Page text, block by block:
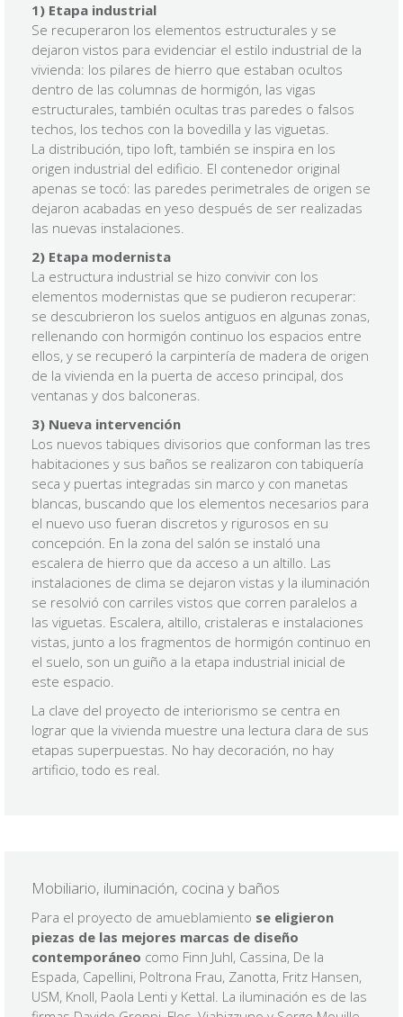
1) Etapa industrial
Se recuperaron los elementos estructurales y se
dejaron vistos para evidenciar el estilo industrial de la
vivienda: los pilares de hierro que estaban ocultos
dentro de las columnas de hormigón, las vigas
estructurales, también ocultas tras paredes o falsos
techos, los techos con la bovedilla y las viguetas.
La distribución, tipo loft, también se inspira en los
origen industrial del edificio. El contenedor original
apenas se tocó: las paredes perimetrales de origen se
dejaron acabadas en yeso después de ser realizadas
las nuevas instalaciones.
2) Etapa modernista
La estructura industrial se hizo convivir con los
elementos modernistas que se pudieron recuperar:
se descubrieron los suelos antiguos en algunas zonas,
rellenando con hormigón continuo los espacios entre
ellos, y se recuperó la carpintería de madera de origen
de la vivienda en la puerta de acceso principal, dos
ventanas y dos balconeras.
3) Nueva intervención
Los nuevos tabiques divisorios que conforman las tres
habitaciones y sus baños se realizaron con tabiquería
seca y puertas integradas sin marco y con manetas
blancas, buscando que los elementos necesarios para
el nuevo uso fueran discretos y rigurosos en su
concepción. En la zona del salón se instaló una
escalera de hierro que da acceso a un altillo. Las
instalaciones de clima se dejaron vistas y la iluminación
se resolvió con carriles vistos que corren paralelos a
las viguetas. Escalera, altillo, cristaleras e instalaciones
vistas, junto a los fragmentos de hormigón continuo en
el suelo, son un guiño a la etapa industrial inicial de
este espacio.
La clave del proyecto de interiorismo se centra en
lograr que la vivienda muestre una lectura clara de sus
etapas superpuestas. No hay decoración, no hay
artificio, todo es real.
Mobiliario, iluminación, cocina y baños
Para el proyecto de amueblamiento se eligieron
piezas de las mejores marcas de diseño
contemporáneo como Finn Juhl, Cassina, De la
Espada, Capellini, Poltrona Frau, Zanotta, Fritz Hansen,
USM, Knoll, Paola Lenti y Kettal. La iluminación es de las